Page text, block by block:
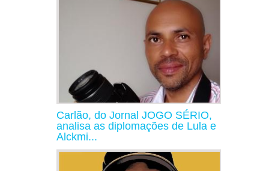
Carlão, do Jornal JOGO SÉRIO,
analisa as diplomações de Lula e
Alckmi...